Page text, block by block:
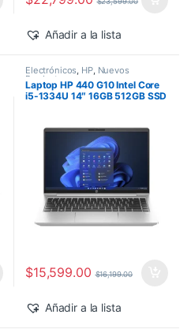
Añadir a la lista
Electrónicos, HP, Nuevos
Productos
Laptop HP 440 G10 Intel Core
i5-1334U 14″ 16GB 512GB SSD
$15,599.00 $16,199.00
Añadir a la lista